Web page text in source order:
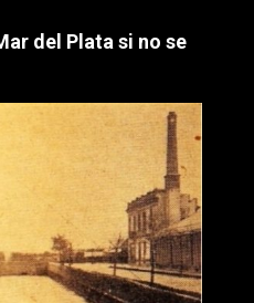
del Plata si no se